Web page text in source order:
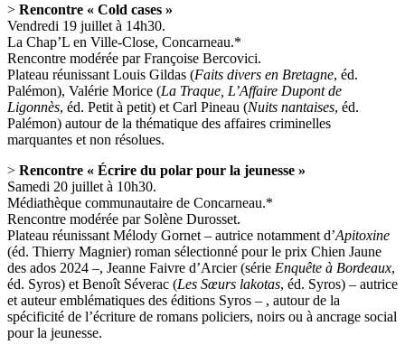
> Rencontre « Cold cases »
Vendredi 19 juillet à 14h30.
La Chap’L en Ville-Close, Concarneau.*
Rencontre modérée par Françoise Bercovici.
Plateau réunissant Louis Gildas (Faits divers en Bretagne, éd.
Palémon), Valérie Morice (La Traque, L’Affaire Dupont de
Ligonnès, éd. Petit à petit) et Carl Pineau (Nuits nantaises, éd.
Palémon) autour de la thématique des affaires criminelles
marquantes et non résolues.
> Rencontre « Écrire du polar pour la jeunesse »
Samedi 20 juillet à 10h30.
Médiathèque communautaire de Concarneau.*
Rencontre modérée par Solène Durosset.
Plateau réunissant Mélody Gornet – autrice notamment d’Apitoxine
(éd. Thierry Magnier) roman sélectionné pour le prix Chien Jaune
des ados 2024 –, Jeanne Faivre d’Arcier (série Enquête à Bordeaux,
éd. Syros) et Benoît Séverac (Les Sœurs lakotas, éd. Syros) – autrice
et auteur emblématiques des éditions Syros – , autour de la
spécificité de l’écriture de romans policiers, noirs ou à ancrage social
pour la jeunesse.